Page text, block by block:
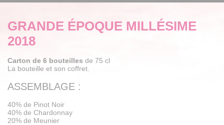
GRANDE ÉPOQUE MILLÉSIME
2018
Carton de 6 bouteilles de 75 cl
La bouteille et son coffret.
ASSEMBLAGE :
40% de Pinot Noir
40% de Chardonnay
20% de Meunier